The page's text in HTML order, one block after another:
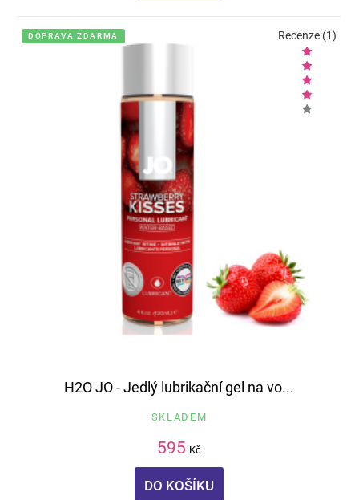
DOPRAVA ZDARMA
H2O JO - Jedlý lubrikační gel na vo...
SKLADEM
595 Kč
DO KOŠÍKU
Recenze (1)